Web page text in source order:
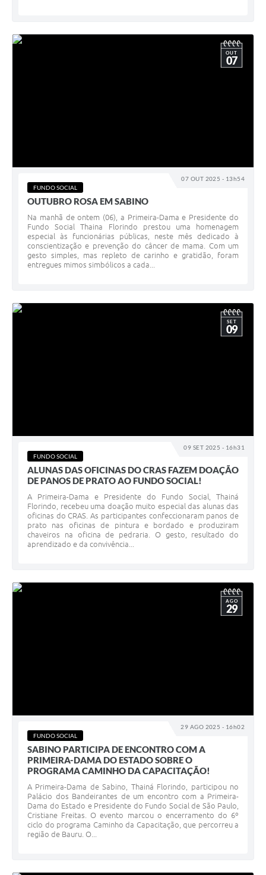
07 OUT 2025 - 13h54
OUT
07
FUNDO SOCIAL
OUTUBRO ROSA EM SABINO
Na manhã de ontem (06), a Primeira-Dama e Presidente do
Fundo Social Thaina Florindo prestou uma homenagem
especial às funcionárias públicas, neste mês dedicado à
conscientização e prevenção do câncer de mama. Com um
gesto simples, mas repleto de carinho e gratidão, foram
entregues mimos simbólicos a cada...
09 SET 2025 - 16h31
SET
09
FUNDO SOCIAL
ALUNAS DAS OFICINAS DO CRAS FAZEM DOAÇÃO
DE PANOS DE PRATO AO FUNDO SOCIAL!
A Primeira-Dama e Presidente do Fundo Social, Thainá
Florindo, recebeu uma doação muito especial das alunas das
oficinas do CRAS. As participantes confeccionaram panos de
prato nas oficinas de pintura e bordado e produziram
chaveiros na oficina de pedraria. O gesto, resultado do
aprendizado e da convivência...
29 AGO 2025 - 16h02
AGO
29
FUNDO SOCIAL
SABINO PARTICIPA DE ENCONTRO COM A
PRIMEIRA-DAMA DO ESTADO SOBRE O
PROGRAMA CAMINHO DA CAPACITAÇÃO!
A Primeira-Dama de Sabino, Thainá Florindo, participou no
Palácio dos Bandeirantes de um encontro com a Primeira-
Dama do Estado e Presidente do Fundo Social de São Paulo,
Cristiane Freitas. O evento marcou o encerramento do 6º
ciclo do programa Caminho da Capacitação, que percorreu a
região de Bauru. O...